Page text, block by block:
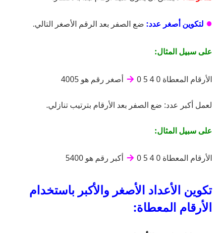
● لتكوين أصغر عدد: ضع الصفر بعد الرقم الأصغر التالي.
على سبيل المثال:
الأرقام المعطاة 0 4 5 0 → أصغر رقم هو 4005
لعمل أكبر عدد: ضع الصفر بعد الأرقام بترتيب تنازلي.
على سبيل المثال:
الأرقام المعطاة 0 4 5 0 → أكبر رقم هو 5400
تكوين الأعداد الأصغر والأكبر باستخدام
الأرقام المعطاة: